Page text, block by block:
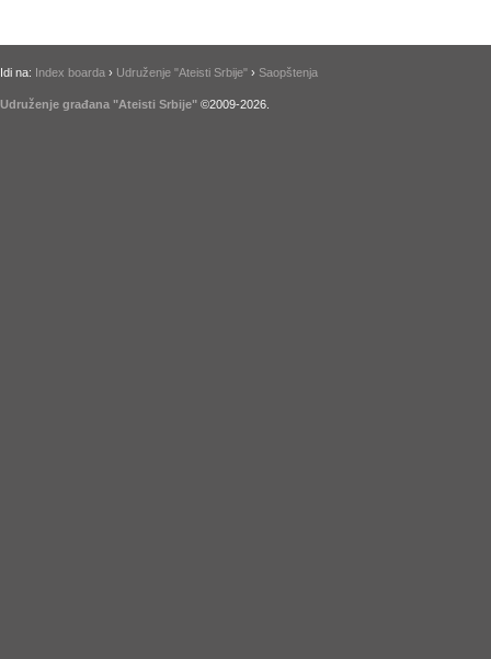
Idi na: Index boarda › Udruženje "Ateisti Srbije" › Saopštenja
Udruženje građana "Ateisti Srbije" ©2009-2026